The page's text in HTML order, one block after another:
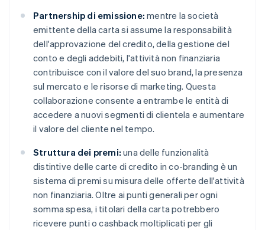
Partnership di emissione: mentre la società
emittente della carta si assume la responsabilità
dell'approvazione del credito, della gestione del
conto e degli addebiti, l'attività non finanziaria
contribuisce con il valore del suo brand, la presenza
sul mercato e le risorse di marketing. Questa
collaborazione consente a entrambe le entità di
accedere a nuovi segmenti di clientela e aumentare
il valore del cliente nel tempo.
Struttura dei premi: una delle funzionalità
distintive delle carte di credito in co-branding è un
sistema di premi su misura delle offerte dell'attività
non finanziaria. Oltre ai punti generali per ogni
somma spesa, i titolari della carta potrebbero
ricevere punti o cashback moltiplicati per gli